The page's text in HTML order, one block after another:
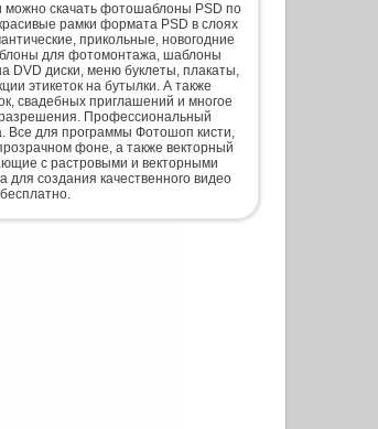
можно скачать фотошаблоны PSD по
рамки формата PSD в слоях
прикольные, новогодние
для фотомонтажа, шаблоны
DVD диски, меню буклеты, плакаты,
этикеток на бутылки. А также
свадебных приглашений и многое
разрешения. Профессиональный
Все для программы Фотошоп кисти,
фоне, а также векторный
с растровыми и векторными
создания качественного видео